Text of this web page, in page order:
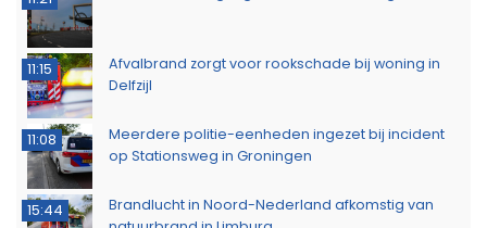
11:15
Afvalbrand zorgt voor rookschade bij woning in
Delfzijl
11:08
Meerdere politie-eenheden ingezet bij incident
op Stationsweg in Groningen
15:44
Brandlucht in Noord-Nederland afkomstig van